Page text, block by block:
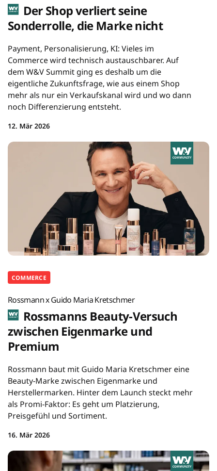
Der Shop verliert seine
Sonderrolle, die Marke nicht
Payment, Personalisierung, KI: Vieles im
Commerce wird technisch austauschbarer. Auf
dem W&V Summit ging es deshalb um die
eigentliche Zukunftsfrage, wie aus einem Shop
mehr als nur ein Verkaufskanal wird und wo dann
noch Differenzierung entsteht.
12. Mär 2026
COMMERCE
Rossmann x Guido Maria Kretschmer
Rossmanns Beauty-Versuch
zwischen Eigenmarke und
Premium
Rossmann baut mit Guido Maria Kretschmer eine
Beauty-Marke zwischen Eigenmarke und
Herstellermarken. Hinter dem Launch steckt mehr
als Promi-Faktor: Es geht um Platzierung,
Preisgefühl und Sortiment.
16. Mär 2026